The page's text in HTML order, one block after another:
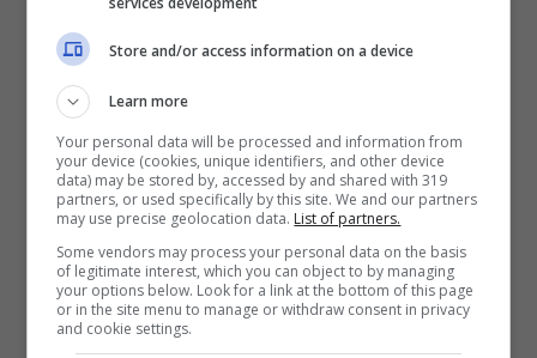
L’esperienza di Joele Milan
in ‘Uomini e Donne’
Com’è possibile ricordare, l’ex tronista è stato
Store and/or access information on a device
Learn more
Your personal data will be processed and information from
your device (cookies, unique identifiers, and other device
data) may be stored by, accessed by and shared with 319
partners, or used specifically by this site. We and our partners
may use precise geolocation data. List of partners.
Some vendors may process your personal data on the basis
of legitimate interest, which you can object to by managing
your options below. Look for a link at the bottom of this page
or in the site menu to manage or withdraw consent in privacy
and cookie settings.